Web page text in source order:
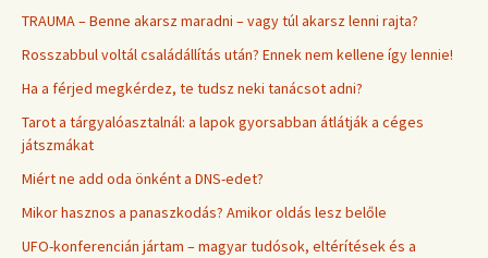
TRAUMA – Benne akarsz maradni – vagy túl akarsz lenni rajta?
Rosszabbul voltál családállítás után? Ennek nem kellene így lennie!
Ha a férjed megkérdez, te tudsz neki tanácsot adni?
Tarot a tárgyalóasztalnál: a lapok gyorsabban átlátják a céges
játszmákat
Miért ne add oda önként a DNS-edet?
Mikor hasznos a panaszkodás? Amikor oldás lesz belőle
UFO-konferencián jártam – magyar tudósok, eltérítések és a